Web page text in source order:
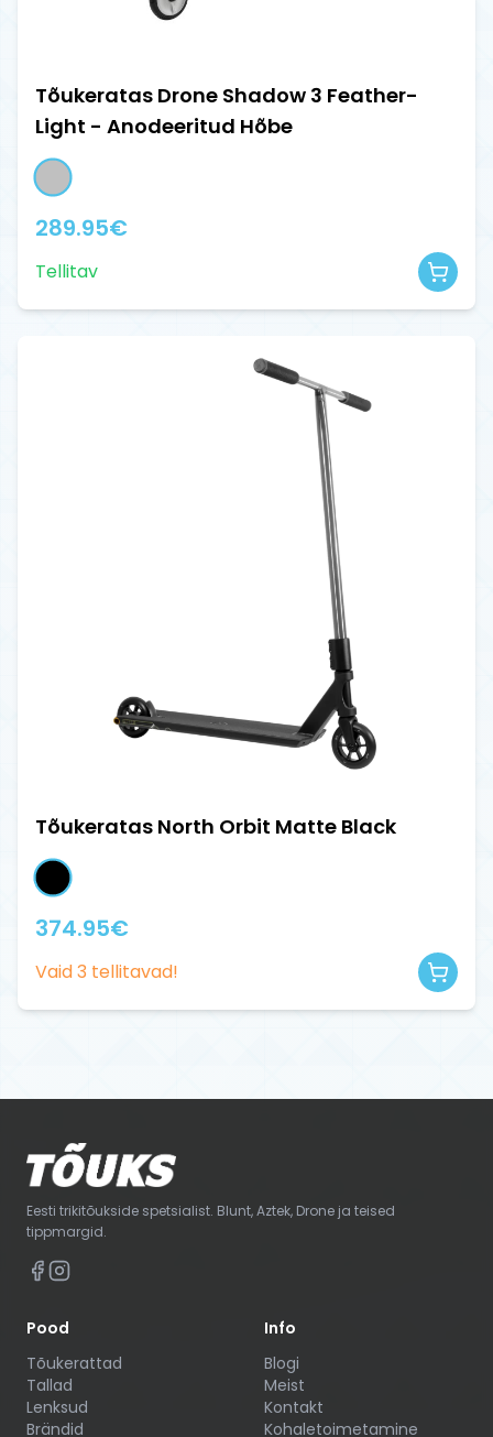
Tõukeratas Drone Shadow 3 Feather-
Light - Anodeeritud Hõbe
289.95€
Tellitav
Tõukeratas North Orbit Matte Black
374.95€
Vaid3 tellitavad!
Eesti trikitõukside spetsialist. Blunt, Aztek, Drone ja teised
tippmargid.
Pood
Tõukerattad
Tallad
Lenksud
Brändid
Info
Blogi
Meist
Kontakt
Kohaletoimetamine